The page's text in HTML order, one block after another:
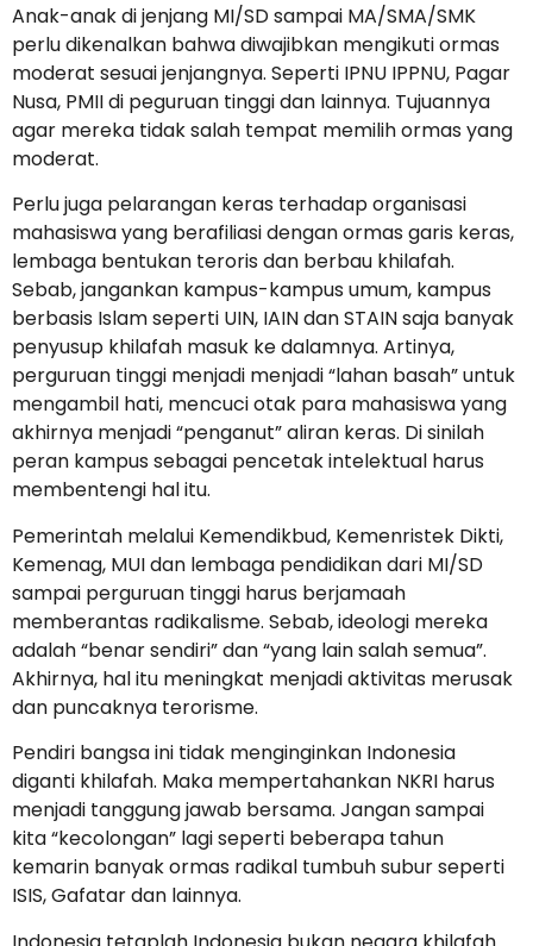
Anak-anak di jenjang MI/SD sampai MA/SMA/SMK
perlu dikenalkan bahwa diwajibkan mengikuti ormas
moderat sesuai jenjangnya. Seperti IPNU IPPNU, Pagar
Nusa, PMII di peguruan tinggi dan lainnya. Tujuannya
agar mereka tidak salah tempat memilih ormas yang
moderat.
Perlu juga pelarangan keras terhadap organisasi
mahasiswa yang berafiliasi dengan ormas garis keras,
lembaga bentukan teroris dan berbau khilafah.
Sebab, jangankan kampus-kampus umum, kampus
berbasis Islam seperti UIN, IAIN dan STAIN saja banyak
penyusup khilafah masuk ke dalamnya. Artinya,
perguruan tinggi menjadi menjadi “lahan basah” untuk
mengambil hati, mencuci otak para mahasiswa yang
akhirnya menjadi “penganut” aliran keras. Di sinilah
peran kampus sebagai pencetak intelektual harus
membentengi hal itu.
Pemerintah melalui Kemendikbud, Kemenristek Dikti,
Kemenag, MUI dan lembaga pendidikan dari MI/SD
sampai perguruan tinggi harus berjamaah
memberantas radikalisme. Sebab, ideologi mereka
adalah “benar sendiri” dan “yang lain salah semua”.
Akhirnya, hal itu meningkat menjadi aktivitas merusak
dan puncaknya terorisme.
Pendiri bangsa ini tidak menginginkan Indonesia
diganti khilafah. Maka mempertahankan NKRI harus
menjadi tanggung jawab bersama. Jangan sampai
kita “kecolongan” lagi seperti beberapa tahun
kemarin banyak ormas radikal tumbuh subur seperti
ISIS, Gafatar dan lainnya.